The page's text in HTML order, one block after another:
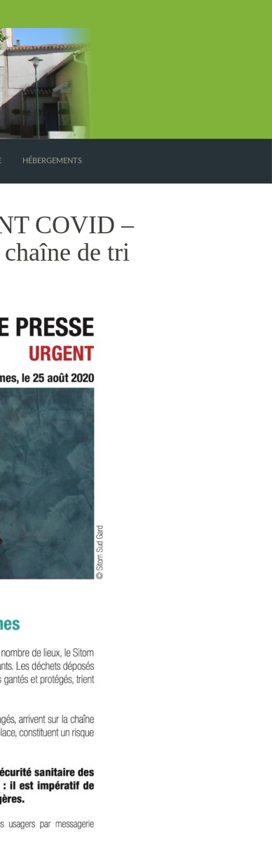
HÉBERGEMENTS
COVID –
chaîne de tri